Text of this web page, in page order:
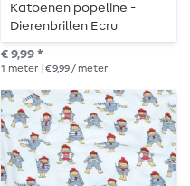
Katoenen popeline -
Dierenbrillen Ecru
€ 9,99 *
1 meter | € 9,99 / meter